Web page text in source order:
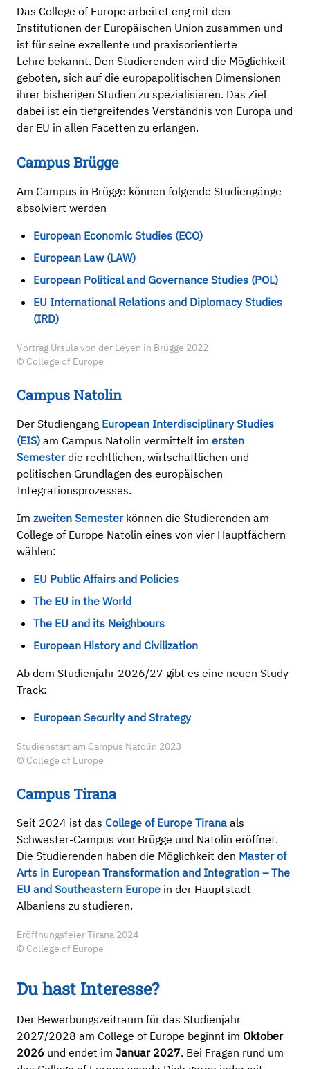
Das College of Europe arbeitet eng mit den
Institutionen der Europäischen Union zusammen und
ist für seine exzellente und praxisorientierte
Lehre bekannt. Den Studierenden wird die Möglichkeit
geboten, sich auf die europapolitischen Dimensionen
ihrer bisherigen Studien zu spezialisieren. Das Ziel
dabei ist ein tiefgreifendes Verständnis von Europa und
der EU in allen Facetten zu erlangen.
Campus Brügge
Am Campus in Brügge können folgende Studiengänge
absolviert werden
European Economic Studies (ECO)
European Law (LAW)
European Political and Governance Studies (POL)
EU International Relations and Diplomacy Studies
(IRD)
Vortrag Ursula von der Leyen in Brügge 2022
© College of Europe
Campus Natolin
Der Studiengang European Interdisciplinary Studies
(EIS) am Campus Natolin vermittelt im ersten
Semesterdie rechtlichen, wirtschaftlichen und
politischen Grundlagen des europäischen
Integrationsprozesses.
Im zweiten Semesterkönnen die Studierenden am
College of Europe Natolin eines von vier Hauptfächern
wählen:
EU Public Affairs and Policies
The EU in the World
The EU and its Neighbours
European History and Civilization
Ab dem Studienjahr 2026/27 gibt es eine neuen Study
Track:
European Security and Strategy
Studienstart am Campus Natolin 2023
© College of Europe
Campus Tirana
Seit 2024 ist das College of Europe Tirana als
Schwester-Campus von Brügge und Natolin eröffnet.
Die Studierenden haben die Möglichkeit den Master of
Arts in European Transformation and Integration – The
EU and Southeastern Europe in der Hauptstadt
Albaniens zu studieren.
Eröffnungsfeier Tirana 2024
© College of Europe
Du hast Interesse?
Der Bewerbungszeitraum für das Studienjahr
2027/2028 am College of Europe beginnt im Oktober
2026 und endet im Januar 2027. Bei Fragen rund um